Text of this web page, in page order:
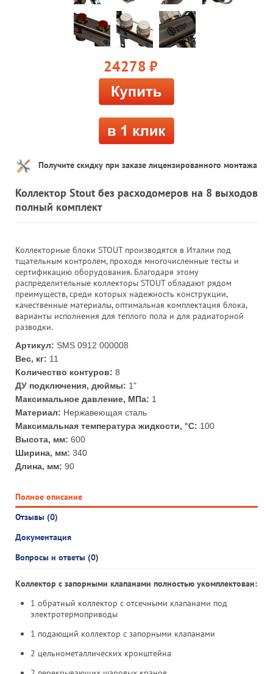
24278 руб.
Получите скидку при заказе лицензированного монтажа
Коллектор Stout без расходомеров на 8 выходов
полный комплект
Коллекторные блоки STOUT производятся в Италии под
тщательным контролем, проходя многочисленные тесты и
сертификацию оборудования. Благодаря этому
распределительные коллекторы STOUT обладают рядом
преимуществ, среди которых надежность конструкции,
качественные материалы, оптимальная комплектация блока,
варианты исполнения для теплого пола и для радиаторной
разводки.
Артикул: SMS 0912 000008
Вес, кг: 11
Количество контуров: 8
ДУ подключения, дюймы: 1"
Максимальное давление, МПа: 1
Материал: Нержавеющая сталь
Максимальная температура жидкости, °С: 100
Высота, мм: 600
Ширина, мм: 340
Длина, мм: 90
Полное описание
Отзывы (0)
Документация
Вопросы и ответы (0)
Коллектор с запорными клапанами полностью укомплектован:
1 обратный коллектор с отсечными клапанами под
электротермоприводы
1 подающий коллектор с запорными клапанами
2 цельнометаллических кронштейна